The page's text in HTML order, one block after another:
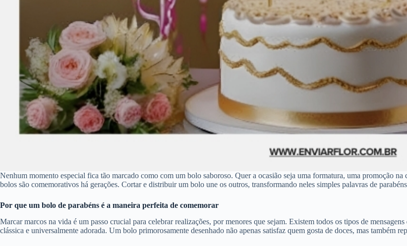
Nenhum momento especial fica tão marcado como com um bolo saboroso. Quer a ocasião seja uma formatura, uma promoção
bolos são comemorativos há gerações. Cortar e distribuir um bolo une os outros, transformando neles simples palavras de
Por que um bolo de parabéns é a maneira perfeita de comemorar
Marcar marcos na vida é um passo crucial para celebrar realizações, por menores que sejam. Existem todos os tipos de
clássica e universalmente adorada. Um bolo primorosamente desenhado não apenas satisfaz quem gosta de doces, mas também